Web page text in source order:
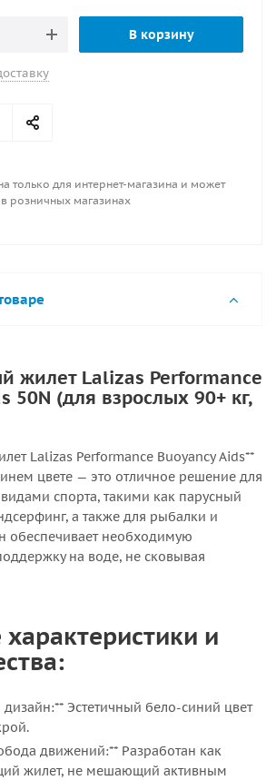
В корзину
только для интернет-магазина и может
в розничных магазинах
жилет Lalizas Performance
50N (для взрослых 90+ кг,
Lalizas Performance Buoyancy Aids**
цвете — это отличное решение для
спорта, такими как парусный
а также для рыбалки и
обеспечивает необходимую
на воде, не сковывая
и
Эстетичный бело-синий цвет
движений:** Разработан как
жилет, не мешающий активным